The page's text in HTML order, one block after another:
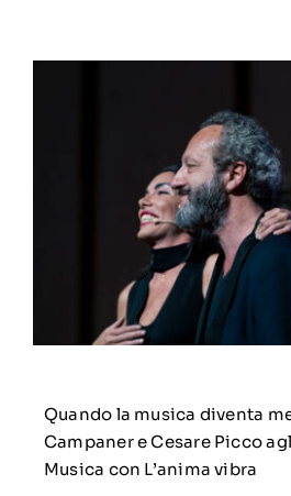
Quando la musica diventa
Campaner e Cesare Picco
Musica con L’anima vibra